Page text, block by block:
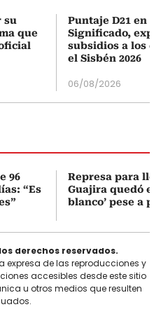
su
que
Puntaje D21 en
Significado,
subsidios a los
el Sisbén 2026
06/08/2026
96
“Es
Represa para
Guajira quedó en
blanco’ pese a
los derechos reservados.
expresa de las reproducciones y
accesibles desde este sitio
u otros medios que resulten